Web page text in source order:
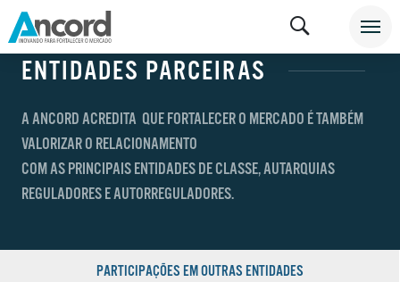
INSTITUCIONAL
ENTIDADES PARCEIRAS
A ANCORD ACREDITA QUE FORTALECER O MERCADO É TAMBÉM
VALORIZAR O RELACIONAMENTO
COM AS PRINCIPAIS ENTIDADES DE CLASSE, AUTARQUIAS
REGULADORES E AUTORREGULADORES.
PARTICIPAÇÕES EM OUTRAS ENTIDADES